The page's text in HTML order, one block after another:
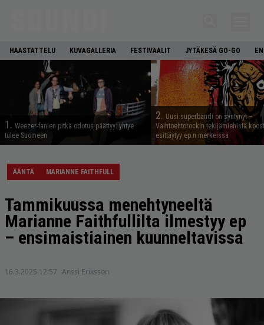
HAASTATTELU KUVAGALLERIA FESTIVAALIT JYTÄKESÄ GO-GO
1. Weezer-fanien pitkä odotus päättyy: yhtye
tulee Suomeen
2. Uusi superbändi on syntynyt –
Vaihtoehtorockin tekijämiehistä
esittäytyy ep:n merkeissä
ÄÄNTÄ MARIANNE FAITHFULL
Tammikuussa menehtyneeltä
Marianne Faithfullilta ilmestyy ep
– ensimaistiainen kuunneltavissa
16.3.2025 12:57 Anssi Eriksson